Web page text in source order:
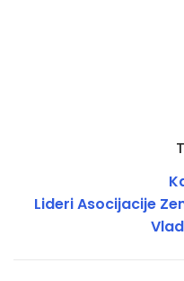
Lideri Asocijacije